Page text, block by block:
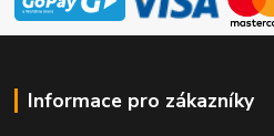
Informace pro zákazníky